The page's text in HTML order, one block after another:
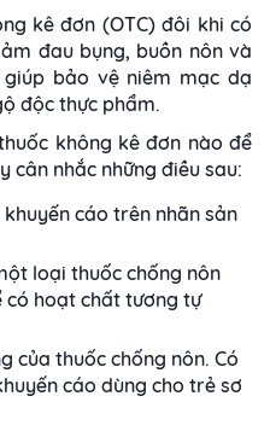
kê đơn (OTC) đôi khi có
đau bụng, buồn nôn và
bảo vệ niêm mạc dạ
độc thực phẩm.
không kê đơn nào để
cân nhắc những điều sau:
cáo trên nhãn sản
loại thuốc chống nôn
có hoạt chất tương tự
của thuốc chống nôn. Có
cáo dùng cho trẻ sơ